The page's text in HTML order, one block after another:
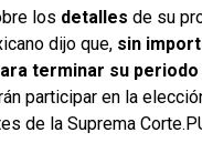
los detalles de su
dijo que, sin
terminar su periodo
participar en la
de la Suprema